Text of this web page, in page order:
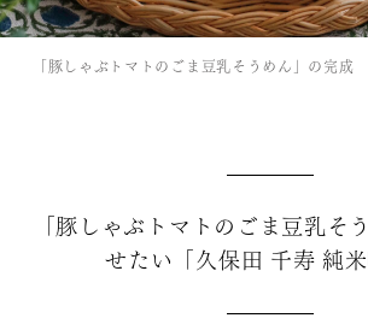
「豚しゃぶトマトのごま豆乳そうめん」の完成
「豚しゃぶトマトのごま豆乳そ
せたい「久保田 千寿 純米